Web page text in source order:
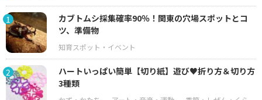
1
カブトムシ採集確率90％！関東の穴場スポットとコ
ツ、準備物
2
ハートいっぱい簡単【切り紙】遊び♥折り方＆切り方
3種類